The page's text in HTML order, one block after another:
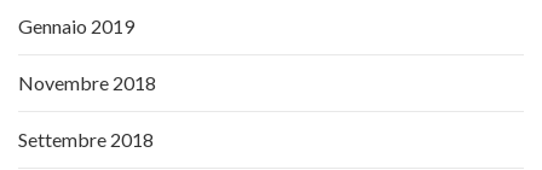
Gennaio 2019
Novembre 2018
Settembre 2018